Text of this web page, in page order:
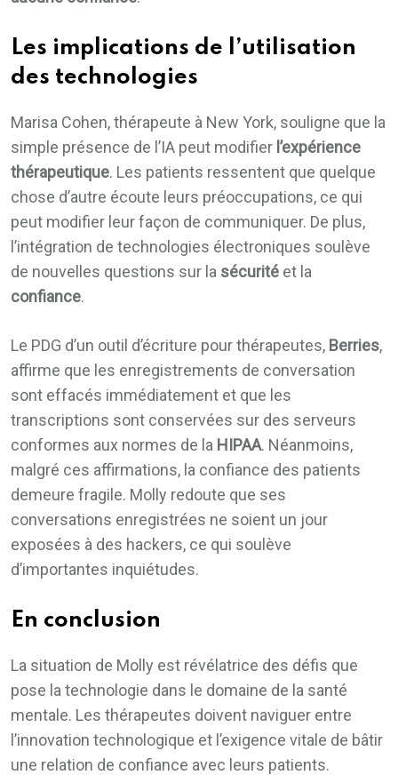
Les implications de l’utilisation
des technologies
Marisa Cohen, thérapeute à New York, souligne que la
simple présence de l’IA peut modifier l’expérience
thérapeutique. Les patients ressentent que quelque
chose d’autre écoute leurs préoccupations, ce qui
peut modifier leur façon de communiquer. De plus,
l’intégration de technologies électroniques soulève
de nouvelles questions sur la sécurité et la
confiance.
Le PDG d’un outil d’écriture pour thérapeutes, Berries,
affirme que les enregistrements de conversation
sont effacés immédiatement et que les
transcriptions sont conservées sur des serveurs
conformes aux normes de la HIPAA. Néanmoins,
malgré ces affirmations, la confiance des patients
demeure fragile. Molly redoute que ses
conversations enregistrées ne soient un jour
exposées à des hackers, ce qui soulève
d’importantes inquiétudes.
En conclusion
La situation de Molly est révélatrice des défis que
pose la technologie dans le domaine de la santé
mentale. Les thérapeutes doivent naviguer entre
l’innovation technologique et l’exigence vitale de bâtir
une relation de confiance avec leurs patients.